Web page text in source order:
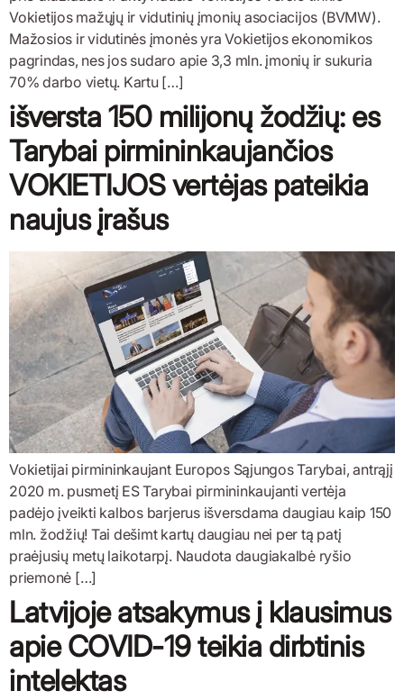
Vokietijos mažųjų ir vidutinių įmonių asociacijos (BVMW).
Mažosios ir vidutinės įmonės yra Vokietijos ekonomikos
pagrindas, nes jos sudaro apie 3,3 mln. įmonių ir sukuria
70% darbo vietų. Kartu […]
išversta 150 milijonų žodžių: es
Tarybai pirmininkaujančios
VOKIETIJOS vertėjas pateikia
naujus įrašus
Vokietijai pirmininkaujant Europos Sąjungos Tarybai, antrąjį
2020 m. pusmetį ES Tarybai pirmininkaujanti vertėja
padėjo įveikti kalbos barjerus išversdama daugiau kaip 150
mln. žodžių! Tai dešimt kartų daugiau nei per tą patį
praėjusių metų laikotarpį. Naudota daugiakalbė ryšio
priemonė […]
Latvijoje atsakymus į klausimus
apie COVID-19 teikia dirbtinis
intelektas